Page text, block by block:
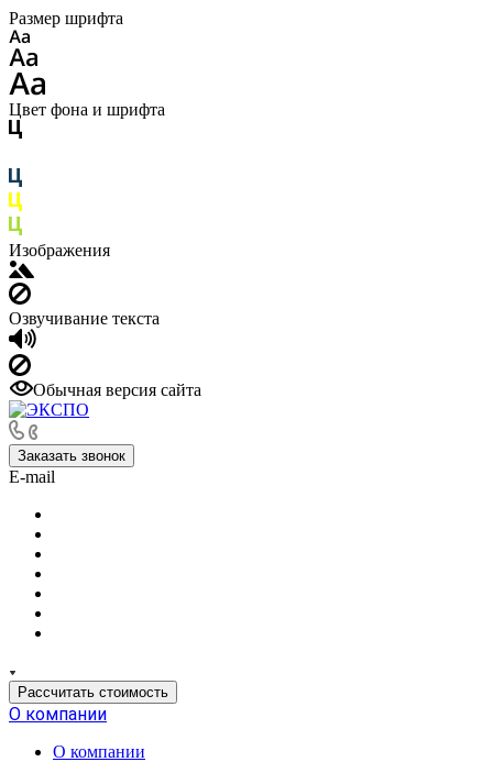
Размер шрифта
Цвет фона и шрифта
Изображения
Озвучивание текста
Обычная версия сайта
Заказать звонок
E-mail
Рассчитать стоимость
О компании
О компании